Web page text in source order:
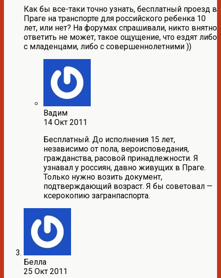
Как бы все-таки точно узнать, бесплатный проезд в
Праге на транспорте для российского ребенка 10
лет, или нет? На форумах спрашивали, никто внятно
ответить не может, такое ощущение, что ездят либо
с младенцами, либо с совершеннолетними ))
Вадим
14 Окт 2011
Бесплатный. До исполнения 15 лет,
независимо от пола, вероисповедания,
гражданства, расовой принадлежности. Я
узнавал у россиян, давно живущих в Праге.
Только нужно возить документ,
подтверждающий возраст. Я бы советовал —
ксерокопию загранпаспорта.
Белла
25 Окт 2011